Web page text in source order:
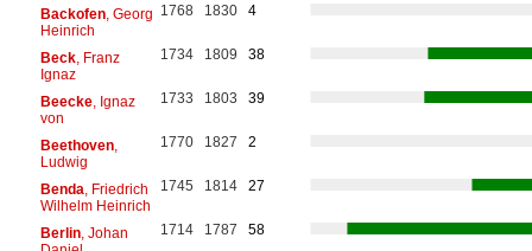
Backofen, Georg
Heinrich
1768 1830 4
Beck, Franz
Ignaz
1734 1809 38
Beecke, Ignaz
von
1733 1803 39
Beethoven,
Ludwig
1770 1827 2
Benda , Friedrich
Wilhelm Heinrich
1745 1814 27
Berlin, Johan
1714 1787 58